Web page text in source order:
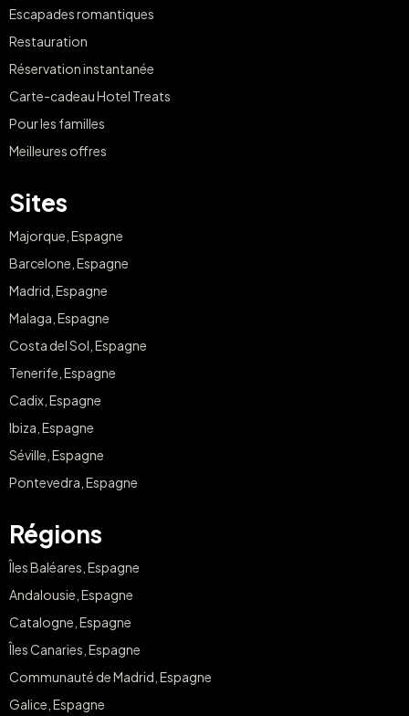
Escapades romantiques
Restauration
Réservation instantanée
Carte-cadeau Hotel Treats
Pour les familles
Meilleures offres
Sites
Majorque, Espagne
Barcelone, Espagne
Madrid, Espagne
Malaga, Espagne
Costa del Sol, Espagne
Tenerife, Espagne
Cadix, Espagne
Ibiza, Espagne
Séville, Espagne
Pontevedra, Espagne
Régions
Îles Baléares, Espagne
Andalousie, Espagne
Catalogne, Espagne
Îles Canaries, Espagne
Communauté de Madrid, Espagne
Galice, Espagne